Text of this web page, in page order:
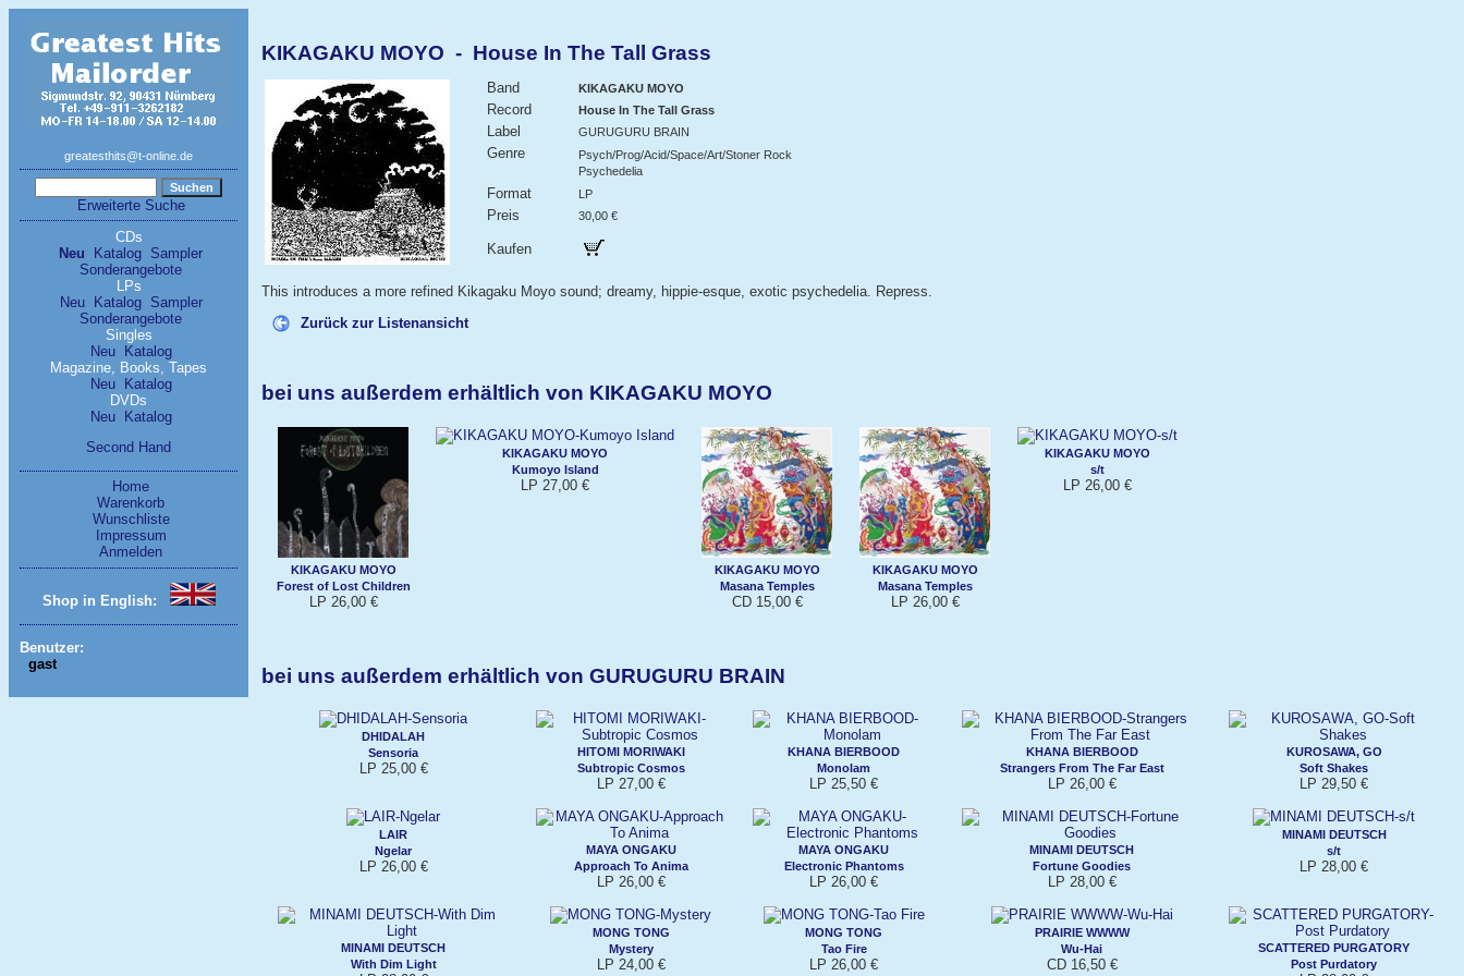
greatesthits@t-online.de
Erweiterte Suche
CDs
Neu
Katalog Sampler
Sonderangebote
LPs
Neu
Katalog
Sampler
Sonderangebote
Singles
Neu
Katalog
Magazine, Books, Tapes
Neu
Katalog
DVDs
Neu
Katalog
Second Hand
Home
Warenkorb
Wunschliste
Impressum
Anmelden
Shop in English:
Benutzer:
gast
KIKAGAKU MOYO - House In The Tall Grass
Band KIKAGAKU MOYO
Record House In The Tall Grass
Label GURUGURU BRAIN
Genre
Psych/Prog/Acid/Space/Art/Stoner Rock
Psychedelia
Format LP
Preis 30,00 €
Kaufen
This introduces a more refined Kikagaku Moyo sound; dreamy, hippie-esque, exotic psychedelia. Repress.
Zurück zur Listenansicht
bei uns außerdem erhältlich von KIKAGAKU MOYO
KIKAGAKU MOYO
Forest of Lost Children
LP 26,00 €
KIKAGAKU MOYO
Kumoyo Island
LP 27,00 €
KIKAGAKU MOYO
Masana Temples
CD 15,00 €
KIKAGAKU MOYO
Masana Temples
LP 26,00 €
KIKAGAKU MOYO
s/t
LP 26,00 €
bei uns außerdem erhältlich von GURUGURU BRAIN
DHIDALAH
Sensoria
LP 25,00 €
HITOMI MORIWAKI
Subtropic Cosmos
LP 27,00 €
KHANA BIERBOOD
Monolam
LP 25,50 €
KHANA BIERBOOD
Strangers From The Far East
LP 26,00 €
KUROSAWA, GO
Soft Shakes
LP 29,50 €
LAIR
Ngelar
LP 26,00 €
MAYA ONGAKU
Approach To Anima
LP 26,00 €
MAYA ONGAKU
Electronic Phantoms
LP 26,00 €
MINAMI DEUTSCH
Fortune Goodies
LP 28,00 €
MINAMI DEUTSCH
s/t
LP 28,00 €
MINAMI DEUTSCH
With Dim Light
MONG TONG
Mystery
LP 24,00 €
MONG TONG
Tao Fire
LP 26,00 €
PRAIRIE WWWW
Wu-Hai
CD 16,50 €
SCATTERED PURGATORY
Post Purdatory